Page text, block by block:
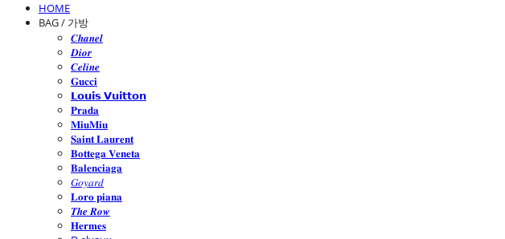
HOME
BAG / 가방
𝑪𝒉𝒂𝒏𝒆𝒍
𝑫𝒊𝒐𝒓
𝑪𝒆𝒍𝒊𝒏𝒆
𝐆𝐮𝐜𝐜𝐢
𝗟𝗼𝘂𝗶𝘀 𝗩𝘂𝗶𝘁𝘁𝗼𝗻
𝐏𝐫𝐚𝐝𝐚
𝐌𝐢𝐮𝐌𝐢𝐮
𝐒𝐚𝐢𝐧𝐭 𝐋𝐚𝐮𝐫𝐞𝐧𝐭
𝐁𝐨𝐭𝐭𝐞𝐠𝐚 𝐕𝐞𝐧𝐞𝐭𝐚
𝐁𝐚𝐥𝐞𝐧𝐜𝐢𝐚𝐠𝐚
𝐺𝑜𝑦𝑎𝑟𝑑
𝐋𝐨𝐫𝐨 𝐩𝐢𝐚𝐧𝐚
𝑻𝒉𝒆 𝑹𝒐𝒘
𝐇𝐞𝐫𝐦𝐞𝐬